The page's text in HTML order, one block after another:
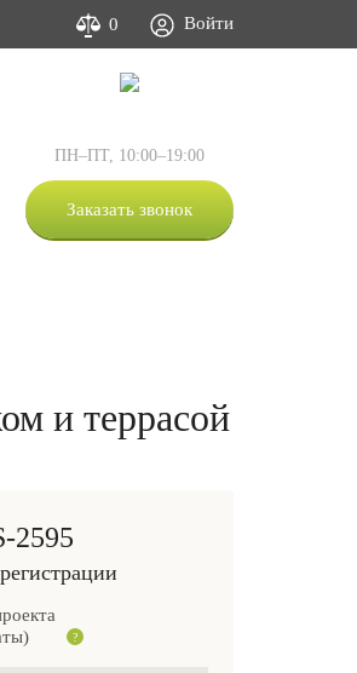
0 Войти
ПН–ПТ, 10:00–19:00
Заказать звонок
и террасой
2595